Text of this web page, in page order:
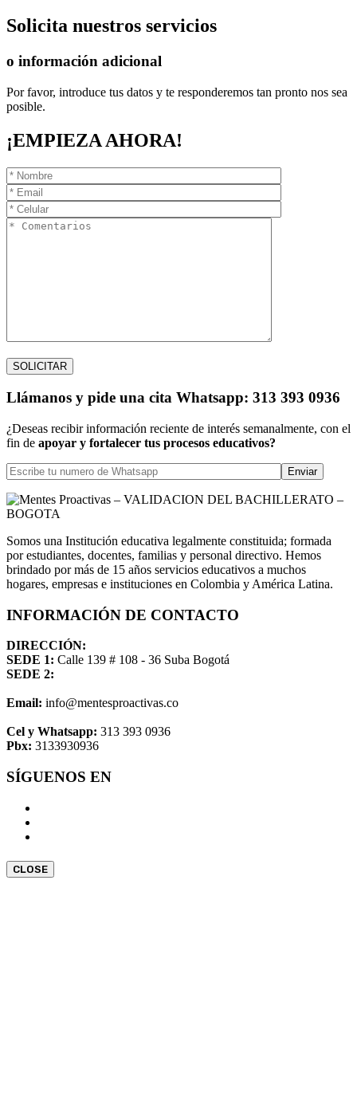
Solicita nuestros servicios
o información adicional
Por favor, introduce tus datos y te responderemos tan pronto nos sea
posible.
¡EMPIEZA AHORA!
Llámanos y pide una cita Whatsapp: 313 393 0936
¿Deseas recibir información reciente de interés semanalmente, con el
fin de apoyar y fortalecer tus procesos educativos?
Somos una Institución educativa legalmente constituida; formada
por estudiantes, docentes, familias y personal directivo. Hemos
brindado por más de 15 años servicios educativos a muchos
hogares, empresas e instituciones en Colombia y América Latina.
INFORMACIÓN DE CONTACTO
DIRECCIÓN:
SEDE 1: Calle 139 # 108 - 36 Suba Bogotá
SEDE 2:
Email: info@mentesproactivas.co
Cel y Whatsapp: 313 393 0936
Pbx: 3133930936
SÍGUENOS EN
CLOSE